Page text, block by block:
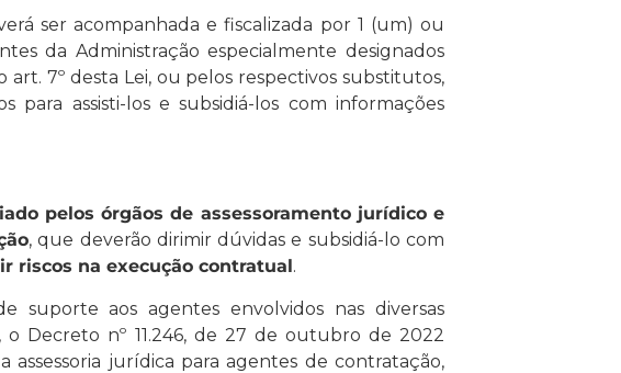
ser acompanhada e fiscalizada por 1 (um) ou
da Administração especialmente designados
7º desta Lei, ou pelos respectivos substitutos,
para assisti-los e subsidiá-los com informações
pelos órgãos de assessoramento jurídico e
, que deverão dirimir dúvidas e subsidiá-lo com
riscos na execução contratual.
suporte aos agentes envolvidos nas diversas
Decreto nº 11.246, de 27 de outubro de 2022
assessoria jurídica para agentes de contratação,